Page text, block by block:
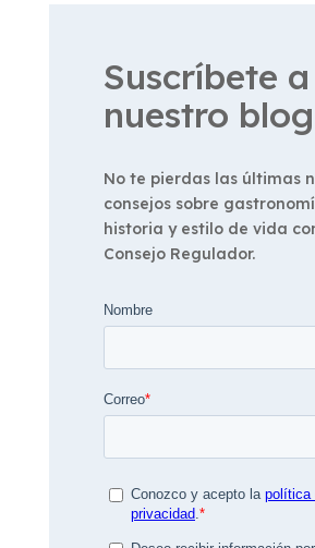
Suscríbete a
nuestro blog
No te pierdas las últimas
consejos sobre
historia y estilo de vida
Consejo Regulador.